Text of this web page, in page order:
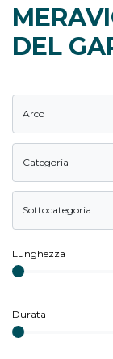
DEL
Arco
Categoria
Sottocategoria
Lunghezza
Durata